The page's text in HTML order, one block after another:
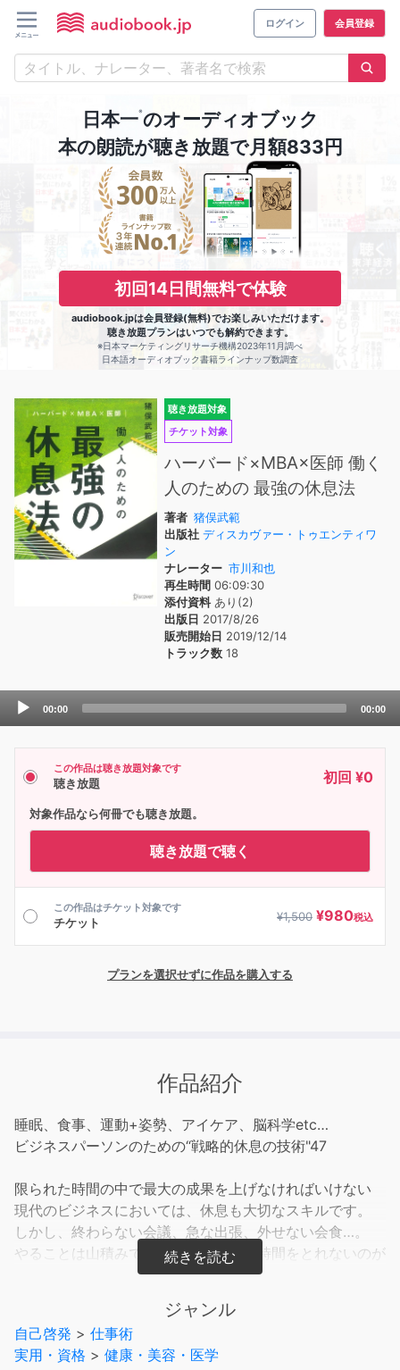
ログイン 会員登録
日本一※のオーディオブック
本の朗読が聴き放題で月額833円
初回14日間無料で体験
audiobook.jpは会員登録(無料)でお楽しみいただけます。
聴き放題プランはいつでも解約できます。
※日本マーケティングリサーチ機構2023年11月調べ
日本語オーディオブック書籍ラインナップ数調査
聴き放題対象
チケット対象
ハーバード×MBA×医師 働く
人のための 最強の休息法
著者 猪俣武範
出版社 ディスカヴァー・トゥエンティワ
ン
ナレーター 市川和也
再生時間 06:09:30
添付資料あり(2)
出版日 2017/8/26
販売開始日 2019/12/14
トラック数 18
Audio
00:00 00:00
この作品は聴き放題対象です
聴き放題 初回 ¥0
対象作品なら何冊でも聴き放題。
聴き放題で聴く
この作品はチケット対象です
チケット ¥1,500 ¥980税込
プランを選択せずに作品を購入する
作品紹介
睡眠、食事、運動+姿勢、アイケア、脳科学etc…
ビジネスパーソンのための“戦略的休息の技術"47
限られた時間の中で最大の成果を上げなければいけない
現代のビジネスにおいては、休息も大切なスキルです。
しかし、終わらない会議、急な出張、外せない会食…。
やることは山積みで、しっかりと休む時間をとれないのが
著者の猪俣氏はハーバード留学時代、ビジネススクールの
同僚が
皆、オフのとり方がとても上手だったことに驚いたそうで
ジャンル
自己啓発 > 仕事術
実用・資格 > 健康・美容・医学